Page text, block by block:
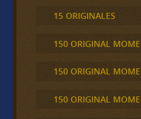
15 ORIGINALES
150 ORIGINAL
150 ORIGINAL
150 ORIGINAL